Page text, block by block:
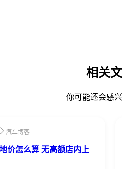
相关
你可能还会感
汽车博客
价怎么算 无高额店内上